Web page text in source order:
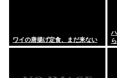
ワイの唐揚げ定食、まだ来ない